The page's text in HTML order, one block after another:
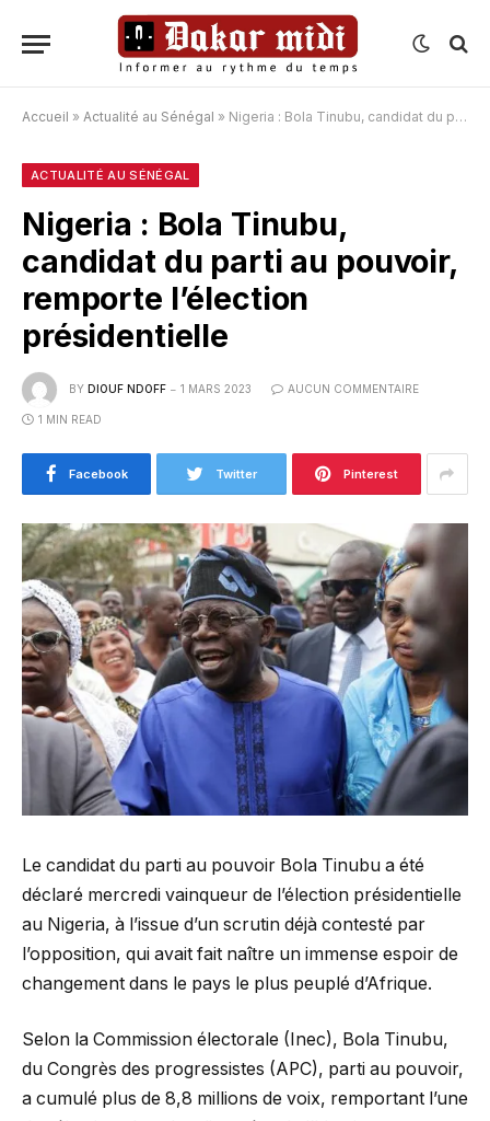
Accueil » Actualité au Sénégal » Nigeria : Bola Tinubu, candidat du parti au pouvoir, remporte l’élection présidentielle
ACTUALITÉ AU SÉNÉGAL
Nigeria : Bola Tinubu,
candidat du parti au pouvoir,
remporte l’élection
présidentielle
BY DIOUF NDOFF 1 MARS 2023 AUCUN COMMENTAIRE
1 MIN READ
Facebook Twitter Pinterest
Le candidat du parti au pouvoir Bola Tinubu a été
déclaré mercredi vainqueur de l’élection présidentielle
au Nigeria, à l’issue d’un scrutin déjà contesté par
l’opposition, qui avait fait naître un immense espoir de
changement dans le pays le plus peuplé d’Afrique.
Selon la Commission électorale (Inec), Bola Tinubu,
du Congrès des progressistes (APC), parti au pouvoir,
a cumulé plus de 8,8 millions de voix, remportant l’une